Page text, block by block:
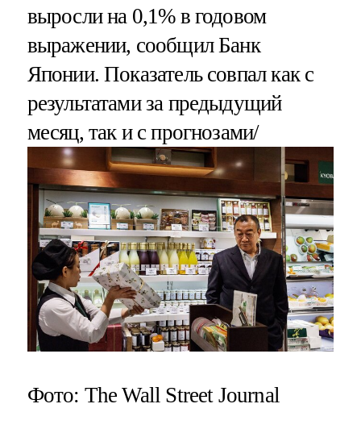
выросли на 0,1% в годовом
выражении, сообщил Банк
Японии. Показатель совпал как с
результатами за предыдущий
месяц, так и с прогнозами/
Фото: The Wall Street Journal